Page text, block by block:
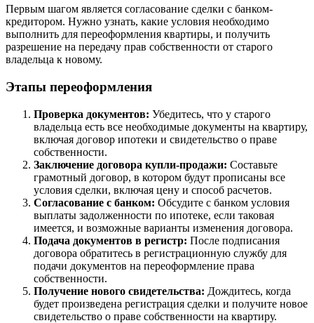
Первым шагом является согласование сделки с банком-
кредитором. Нужно узнать, какие условия необходимо
выполнить для переоформления квартиры, и получить
разрешение на передачу прав собственности от старого
владельца к новому.
Этапы переоформления
Проверка документов: Убедитесь, что у старого
владельца есть все необходимые документы на квартиру,
включая договор ипотеки и свидетельство о праве
собственности.
Заключение договора купли-продажи: Составьте
грамотный договор, в котором будут прописаны все
условия сделки, включая цену и способ расчетов.
Согласование с банком: Обсудите с банком условия
выплаты задолженности по ипотеке, если таковая
имеется, и возможные варианты изменения договора.
Подача документов в регистр: После подписания
договора обратитесь в регистрационную службу для
подачи документов на переоформление права
собственности.
Получение нового свидетельства: Дождитесь, когда
будет произведена регистрация сделки и получите новое
свидетельство о праве собственности на квартиру.